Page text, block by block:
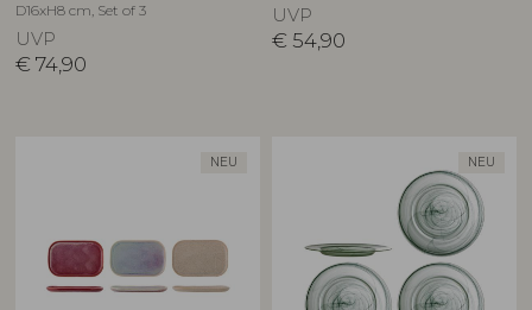
D16xH8 cm, Set of 3
UVP
€ 74,90
UVP
€ 54,90
NEU NEU